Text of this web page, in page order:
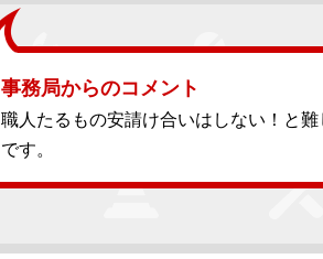
事務局からのコメント
職人たるもの安請け合いはしない！と
です。